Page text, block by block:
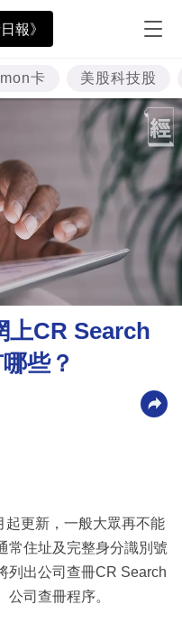
報》
卡 美股科技股
上CR Search
些？
更新，一般大眾再不能
常住址及完整身分識別號
列出公司查冊CR Search
司查冊程序。